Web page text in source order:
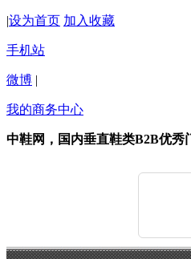
|设为首页 加入收藏
手机站
微博 |
我的商务中心
中鞋网，国内垂直鞋类B2B优秀